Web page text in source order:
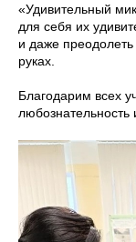
«Удивительный
для себя их
и даже
руках.
Благодарим всех